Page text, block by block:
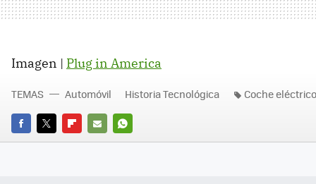
Imagen | Plug in America
FACEBOOK
TWITTERFLIPBOARD
E-
WHATSAPP
TEMAS Automóvil Historia Tecnológica Coche eléctrico